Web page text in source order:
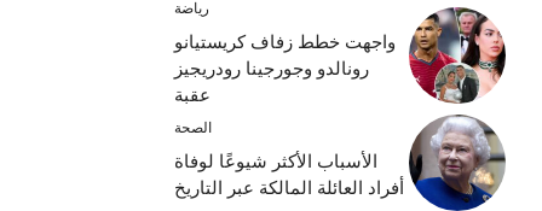
رياضة
واجهت خطط زفاف كريستيانو
رونالدو وجورجينا رودريجيز
عقبة
الصحة
الأسباب الأكثر شيوعًا لوفاة
أفراد العائلة المالكة عبر التاريخ